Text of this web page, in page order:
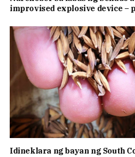
improvised explosive device –
Idineklara ng bayan ng South